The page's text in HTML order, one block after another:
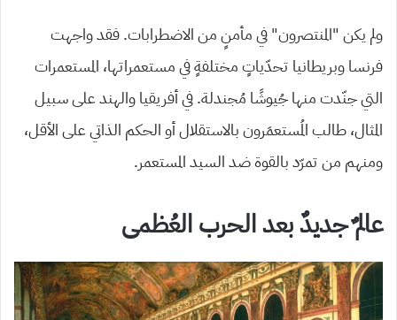
ولم يكن “المنتصرون” في مأمنٍ من الاضطرابات. فقد واجهت
فرنسا وبريطانيا تحدّياتٍ مختلفةٍ في مستعمراتها، المستعمرات
التي جنّدت منها جُيوشًا مُجندلة. في أفريقيا والهند على سبيل
المثال، طالب المُستعمَرون بالاستقلال أو الحكم الذاتي على الأقل،
ومنهم من تمرّد بالقوة ضد السيد المستعمر.
عالمٌ جديدٌ بعد الحرب العُظمى